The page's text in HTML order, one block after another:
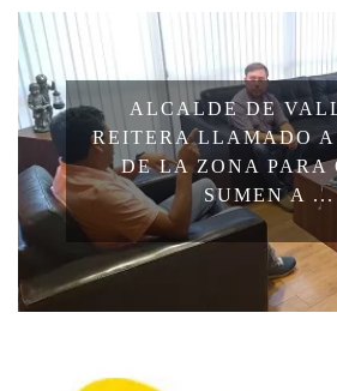
ALCALDE DE
REITERA LLAMADO A
DE LA ZONA PARA
SUMEN A ...